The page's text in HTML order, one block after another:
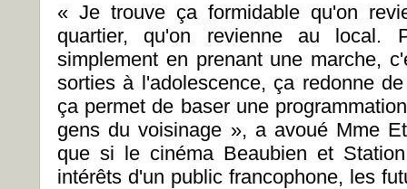
« Je trouve ça formidable qu'on
quartier, qu'on revienne au local.
simplement en prenant une marche,
sorties à l'adolescence, ça redonne
ça permet de baser une
gens du voisinage », a avoué Mme
que si le cinéma Beaubien et
intérêts d'un public francophone, les